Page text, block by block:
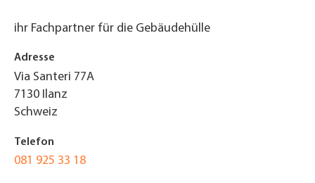
ihr Fachpartner für die Gebäudehülle
Adresse
Via Santeri 77A
7130 Ilanz
Schweiz
Telefon
081 925 33 18